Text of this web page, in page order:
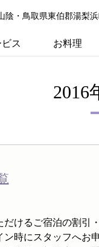
・鳥取県東伯郡湯梨浜
ス お料理
2016
けるご宿泊の割引
時にスタッフへお